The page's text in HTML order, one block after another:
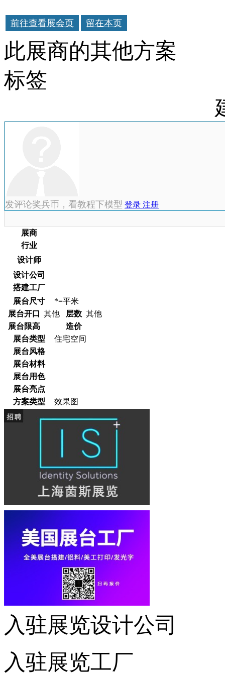
前往查看展会页 留在本页
此展商的其他方案
标签
发评论奖兵币，看教程下模型 登录 注册
展商
行业
设计师
设计公司
搭建工厂
展台尺寸
*=平米
展台开口
其他 层数 其他
展台限高
造价
展台类型
住宅空间
展台风格
展台材料
展台用色
展台亮点
方案类型
效果图
入驻展览设计公司
入驻展览工厂